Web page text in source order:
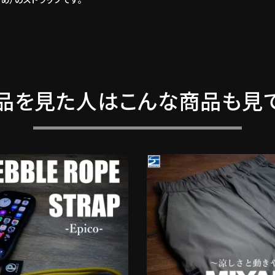
を見た人はこんな商品も見